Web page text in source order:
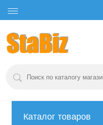
Каталог товаров